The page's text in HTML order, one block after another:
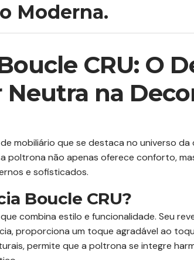
Moderna.
CRU: O
Neutra na
mobiliário que se destaca no universo
poltrona não apenas oferece conforto,
e sofisticados.
Boucle CRU?
combina estilo e funcionalidade. Seu
proporciona um toque agradável ao
permite que a poltrona se integre